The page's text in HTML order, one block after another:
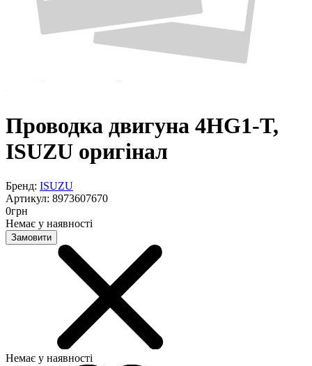
Проводка двигуна 4HG1-T,
ISUZU оригінал
Бренд: ISUZU
Артикул: 8973607670
0грн
Немає у наявності
Замовити
Немає у наявності